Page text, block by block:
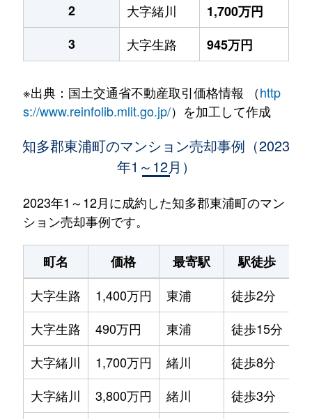
2
大字緒川
1,700万円
3
大字生路 945万円
※出典：国土交通省不動産取引価格情報 （http
s://www.reinfolib.mlit.go.jp/）を加工して作成
知多郡東浦町のマンション売却事例（2023
年1～12月）
2023年1～12月に成約した知多郡東浦町のマン
ション売却事例です。
町名 価格 最寄駅 駅徒歩
大字生路
1,400万円 東浦 徒歩2分
大字生路
490万円 東浦 徒歩15分
大字緒川
1,700万円 緒川 徒歩8分
大字緒川
3,800万円 緒川 徒歩3分